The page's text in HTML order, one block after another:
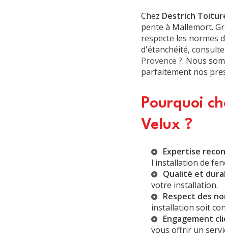
Chez Destrich
pente à Mallemort.
respecte les normes
d'étanchéité,
Provence ?. Nous
parfaitement nos
Pourquoi
Velux ?
Expertise
l'installation de
Qualité et
votre installation.
Respect des
installation soit
Engagement
vous offrir un